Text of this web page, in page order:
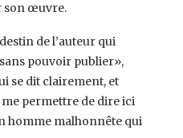
son œuvre.‎
de l’auteur qui
pouvoir publier»,
se dit clairement, et
permettre de dire ici
homme ‎malhonnête qui